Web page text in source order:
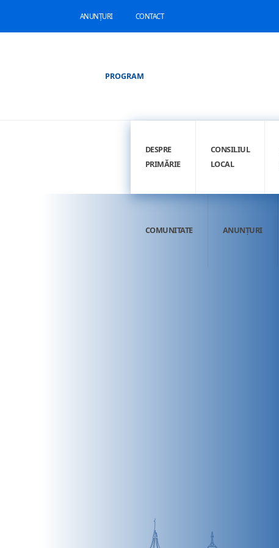
ANUNȚURI CONTACT
PROGRAM
DESPRE
PRIMĂRIE
CONSILIUL
LOCAL
COMUNITATE ANUNȚURI